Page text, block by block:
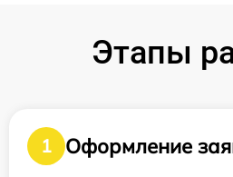
Этапы
1
Оформление